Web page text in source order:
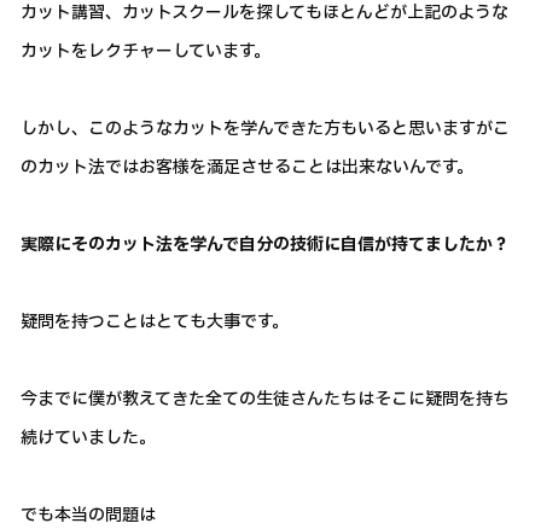
カット講習、カットスクールを探してもほとんどが上記のような
カットをレクチャーしています。
しかし、このようなカットを学んできた方もいると思いますがこ
のカット法ではお客様を満足させることは出来ないんです。
実際にそのカット法を学んで自分の技術に自信が持てましたか？
疑問を持つことはとても大事です。
今までに僕が教えてきた全ての生徒さんたちはそこに疑問を持ち
続けていました。
でも本当の問題は